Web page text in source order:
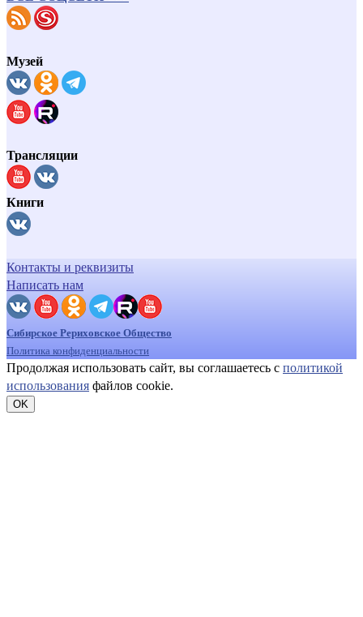
Музей
Трансляции
Книги
Контакты и реквизиты
Написать нам
Сибирское Рериховское Общество
Политика конфиденциальности
Продолжая использовать сайт, вы соглашаетесь с политикой
использования файлов cookie.
OK